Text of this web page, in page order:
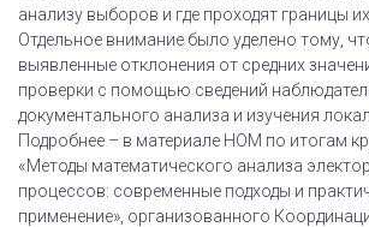
анализу выборов и где проходят границы
Отдельное внимание было уделено тому,
выявленные отклонения от средних
проверки с помощью сведений
документального анализа и изучения
Подробнее – в материале НОМ по итогам
«Методы математического анализа
процессов: современные подходы и
применение», организованного